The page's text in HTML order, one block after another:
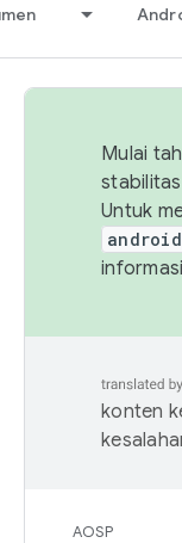
Mulai
Untuk
konten
AOSP